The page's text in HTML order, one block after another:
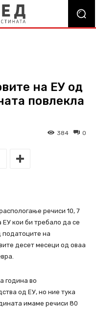
на ЕУ од
повлекла
0
384
речиси 10, 7
кои би требало да се
податоците на
десет месеци од оваа
година во
од ЕУ, но ние тука
имаме речиси 80